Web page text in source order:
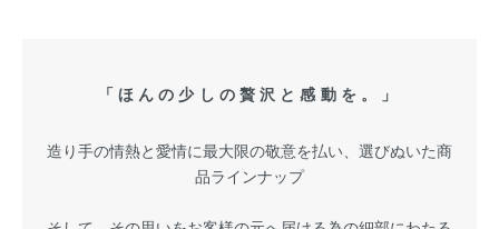
「ほんの少しの贅沢と感動を。」
造り手の情熱と愛情に最大限の敬意を払い、選びぬいた商
品ラインナップ